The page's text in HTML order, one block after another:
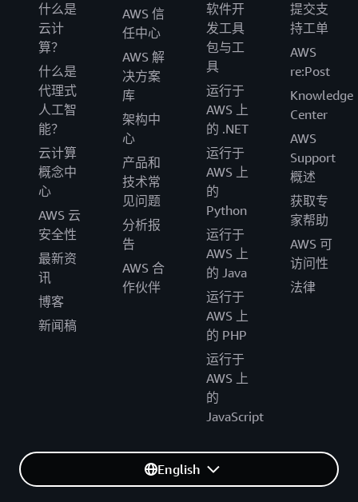
什么是
云计
算？
什么是
代理式
人工智
能？
云计算
概念中
心
AWS 云
安全性
最新资
讯
博客
新闻稿
AWS 信
任中心
AWS 解
决方案
库
架构中
心
产品和
技术常
见问题
分析报
告
AWS 合
作伙伴
软件开
发工具
包与工
具
运行于
AWS 上
的 .NET
运行于
AWS 上
的
Python
运行于
AWS 上
的 Java
运行于
AWS 上
的 PHP
运行于
AWS 上
的
JavaScript
提交支
持工单
AWS
re:Post
Knowledge
Center
AWS
Support
概述
获取专
家帮助
AWS 可
访问性
法律
English